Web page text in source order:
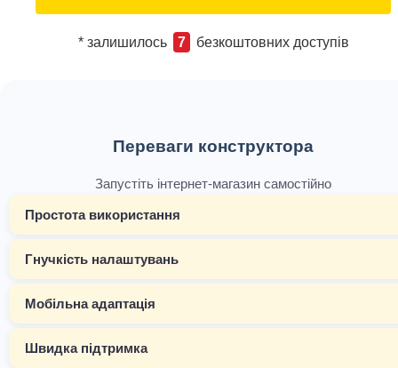
* залишилось 7 безкоштовних доступів
Переваги конструктора
Запустіть інтернет-магазин самостійно
Простота використання
Гнучкість налаштувань
Мобільна адаптація
Швидка підтримка